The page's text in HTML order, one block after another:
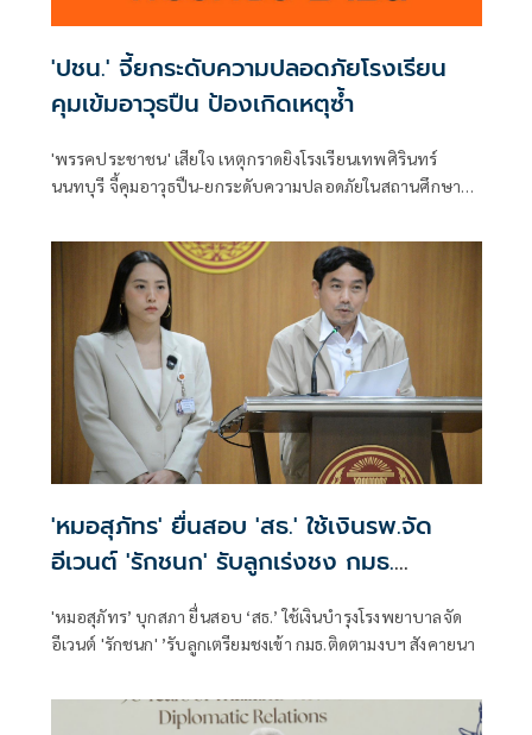
'ปชน.' จี้ยกระดับความปลอดภัยโรงเรียน
คุมเข้มอาวุธปืน ป้องเกิดเหตุซ้ำ
'พรรคประชาชน' เสียใจ เหตุกราดยิงโรงเรียนเทพศิรินทร์
นนทบุรี จี้คุมอาวุธปืน-ยกระดับความปลอดภัยในสถานศึกษา
'หมอสุภัทร' ยื่นสอบ 'สธ.' ใช้เงินรพ.จัด
อีเวนต์ 'รักชนก' รับลูกเร่งชง กมธ.
'หมอสุภัทร’ บุกสภา ยื่นสอบ ‘สธ.’ ใช้เงินบำรุงโรงพยาบาลจัด
อีเวนต์ 'รักชนก' ’รับลูกเตรียมชงเข้า กมธ.ติดตามงบฯ สังคายนา